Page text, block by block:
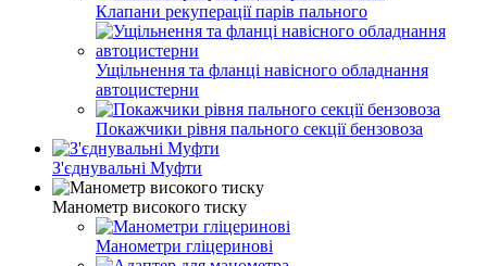
Клапани рекуперації парів пального
Ущільнення та фланці навісного обладнання
автоцистерни
Покажчики рівня пального секції бензовоза
З'єднувальні Муфти
Манометр високого тиску
Манометри гліцеринові